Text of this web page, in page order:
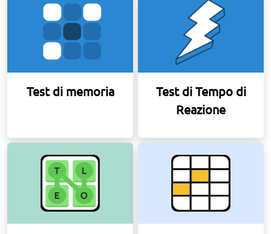
Test di memoria
Test di Tempo di
Reazione